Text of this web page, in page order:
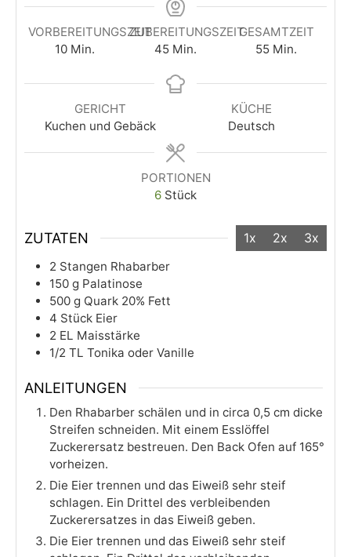
VORBEREITUNGSZEIT
10 Min.
ZUBEREITUNGSZEIT
45 Min.
GESAMTZEIT
55 Min.
GERICHT
Kuchen und Gebäck
KÜCHE
Deutsch
PORTIONEN
6 Stück
ZUTATEN 1x 2x 3x
2 Stangen Rhabarber
150 g Palatinose
500 g Quark 20% Fett
4 Stück Eier
2 EL Maisstärke
1/2 TL Tonika oder Vanille
ANLEITUNGEN
Den Rhabarber schälen und in circa 0,5 cm dicke
Streifen schneiden. Mit einem Esslöffel
Zuckerersatz bestreuen. Den Back Ofen auf 165°
vorheizen.
Die Eier trennen und das Eiweiß sehr steif
schlagen. Ein Drittel des verbleibenden
Zuckerersatzes in das Eiweiß geben.
Die Eier trennen und das Eiweiß sehr steif